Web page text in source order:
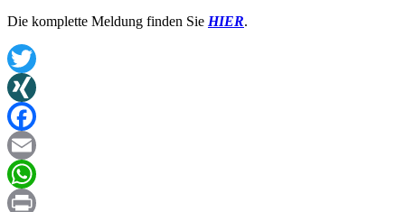
Die komplette Meldung finden Sie HIER.
Twitter
XING
Facebook
Email
WhatsApp